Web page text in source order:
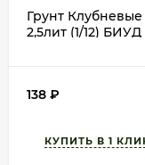
Грунт Клубневые
2,5лит (1/12) БИУД
138 ₽